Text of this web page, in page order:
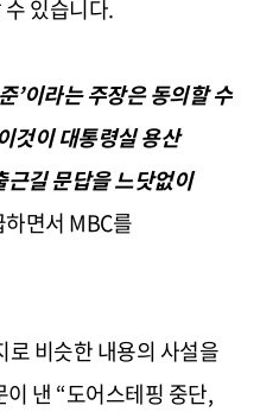
있습니다.
’이라는 주장은 동의할 수
것이 대통령실 용산
길 문답을 느닷없이
면서 MBC를
비슷한 내용의 사설을
이 낸 “도어스테핑 중단,